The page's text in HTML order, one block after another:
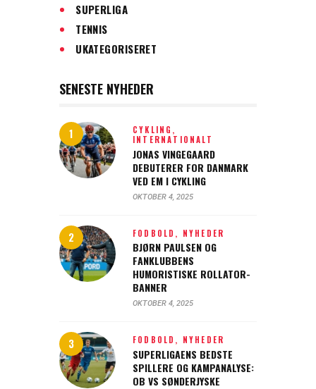
SUPERLIGA
TENNIS
UKATEGORISERET
SENESTE NYHEDER
CYKLING,
INTERNATIONALT
JONAS VINGEGAARD
DEBUTERER FOR DANMARK
VED EM I CYKLING
OKTOBER 4, 2025
FODBOLD, NYHEDER
BJØRN PAULSEN OG
FANKLUBBENS
HUMORISTISKE ROLLATOR-
BANNER
OKTOBER 4, 2025
FODBOLD, NYHEDER
SUPERLIGAENS BEDSTE
SPILLERE OG KAMPANALYSE:
OB VS SØNDERJYSKE